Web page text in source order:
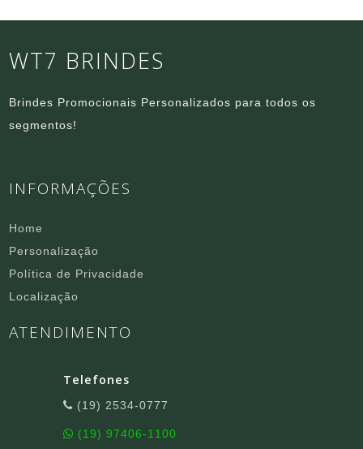
WT7 BRINDES
Brindes Promocionais Personalizados para todos os
segmentos!
INFORMAÇÕES
Home
Personalização
Política de Privacidade
Localização
ATENDIMENTO
Telefones
(19) 2534-0777
(19) 97406-1100